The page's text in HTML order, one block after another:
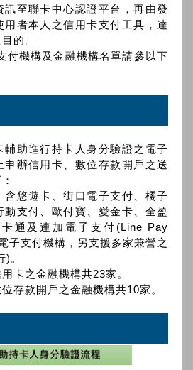
訊至聯卡中心認證平台，再由發
用者本人之信用卡支付工具，達
的。
付機構及金融機構名單請參以下
輔助進行持卡人身分驗證之電子
申辦信用卡、數位存款開戶之送
含悠遊卡、街口電子支付、橘子
支付、歐付寶、愛金卡、全盈
通及連加電子支付(Line Pay
子支付機構，另支援多家兼營之
。
卡之金融機構共23家。
存款開戶之金融機構共10家。